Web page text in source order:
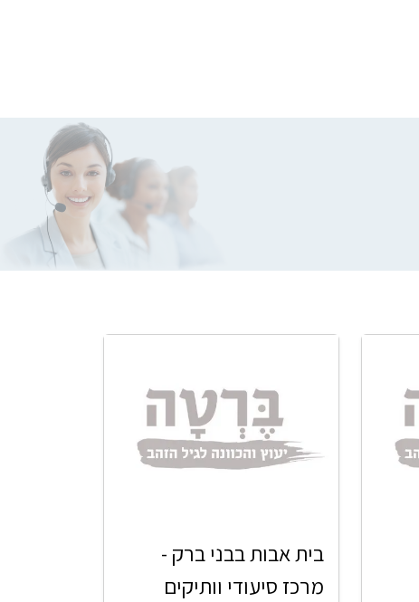
בית אבות בבני ברק -
מרכז סיעודי וותיקים